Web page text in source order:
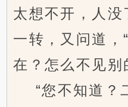
太想不开，人没
一转，又问道，
在？怎么不见别
“您不知道？